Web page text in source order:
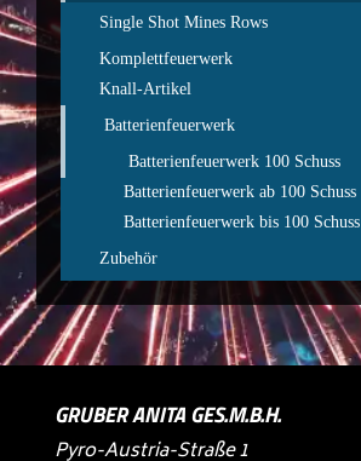
Single Shot Mines Rows
Komplettfeuerwerk
Knall-Artikel
Batterienfeuerwerk
Batterienfeuerwerk 100 Schuss
Batterienfeuerwerk ab 100 Schuss
Batterienfeuerwerk bis 100 Schuss
Zubehör
GRUBER ANITA GES.M.B.H.
Pyro-Austria-Straße 1